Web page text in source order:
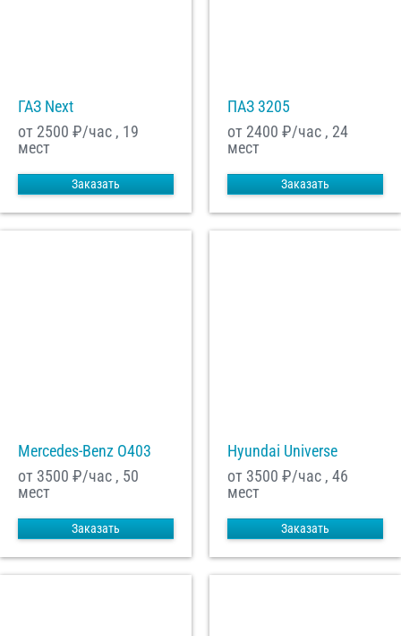
ГАЗ Next
от 2500 ₽/час , 19
мест
Заказать
ПАЗ 3205
от 2400 ₽/час , 24
мест
Заказать
Mercedes-Benz О403
от 3500 ₽/час , 50
мест
Заказать
Hyundai Universe
от 3500 ₽/час , 46
мест
Заказать